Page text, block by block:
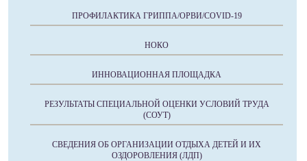
ПРОФИЛАКТИКА ГРИППА/ОРВИ/COVID-19
НОКО
ИННОВАЦИОННАЯ ПЛОЩАДКА
РЕЗУЛЬТАТЫ СПЕЦИАЛЬНОЙ ОЦЕНКИ УСЛОВИЙ ТРУДА
(СОУТ)
СВЕДЕНИЯ ОБ ОРГАНИЗАЦИИ ОТДЫХА ДЕТЕЙ И ИХ
ОЗДОРОВЛЕНИЯ (ЛДП)